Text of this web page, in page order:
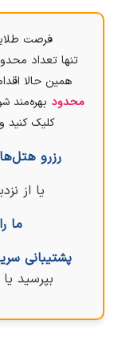
فرصت
تنها تعداد
همین حالا
محدود بهره‌مند
کلیک کنید
رزرو
یا از
ما
پشتیبانی
بپرسید